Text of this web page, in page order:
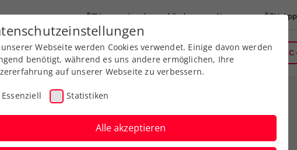
ÖTV Landesverbände News ÖTV App
Ausbildungen Services Über uns
Webseite werden Cookies verwendet. Einige davon werden
benötigt, während es uns andere ermöglichen, Ihre
auf unserer Webseite zu verbessern.
Essenziell Statistiken
Alle akzeptieren